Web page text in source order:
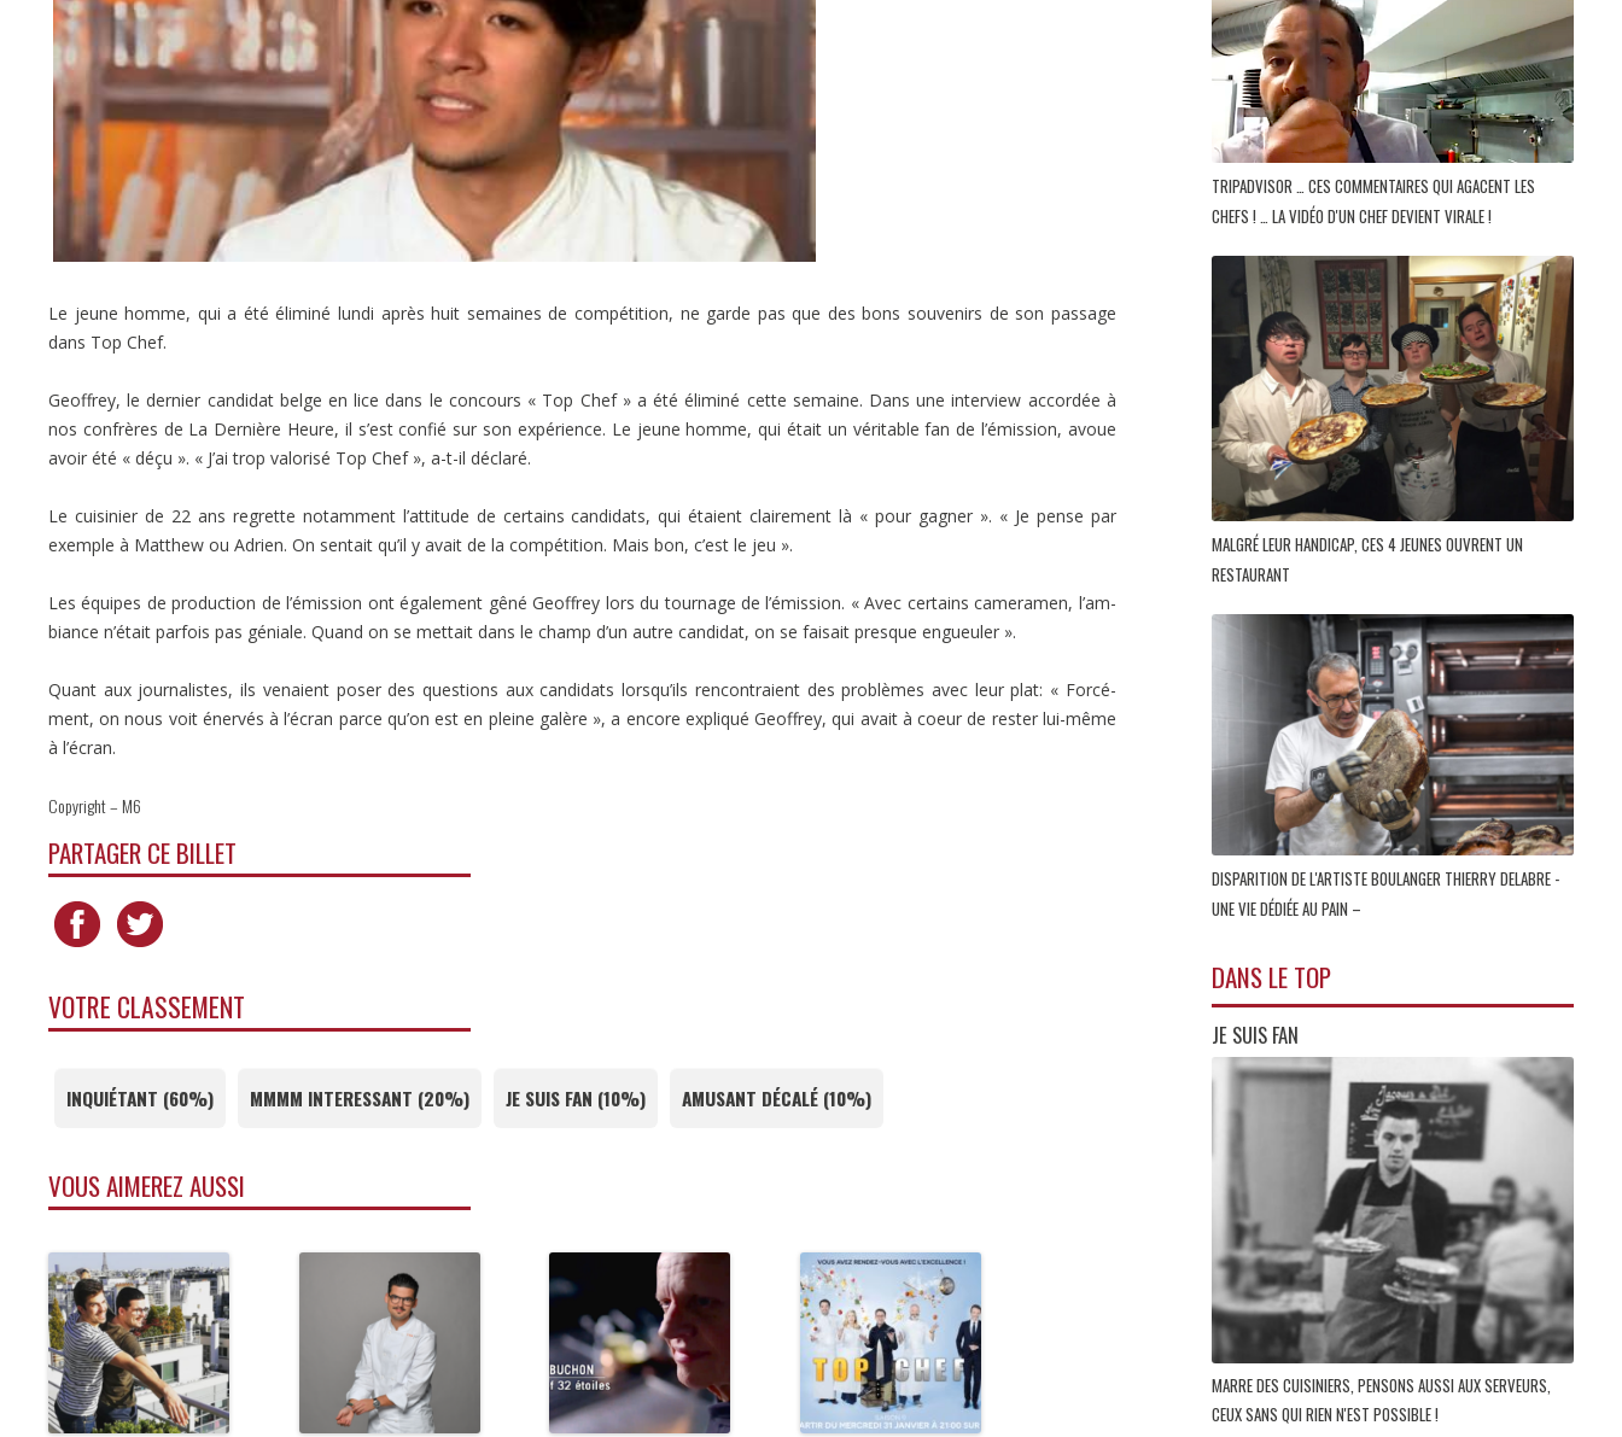
Le jeune homme, qui a été éliminé lundi après huit semaines de compétition, ne garde pas que des bons souvenirs de son passage
dans Top Chef.
Geoffrey, le dernier candidat belge en lice dans le concours « Top Chef » a été éliminé cette semaine. Dans une interview accordée à
nos confrères de La Dernière Heure, il s’est confié sur son expérience. Le jeune homme, qui était un véritable fan de l’émission, avoue
avoir été « déçu ». « J’ai trop valorisé Top Chef », a-t-il déclaré.
Le cuisinier de 22 ans regrette notamment l’attitude de certains candidats, qui étaient clairement là « pour gagner ». « Je pense par
exemple à Matthew ou Adrien. On sentait qu’il y avait de la compé­ti­tion. Mais bon, c’est le jeu ».
Les équipes de production de l’émission ont également gêné Geoffrey lors du tournage de l’émission. « Avec certains came­ra­men, l’am­
biance n’était parfois pas géniale. Quand on se mettait dans le champ d’un autre candi­dat, on se faisait presque engueu­ler ».
Quant aux journalistes, ils venaient poser des questions aux candidats lorsqu’ils rencontraient des problèmes avec leur plat: « Forcé­
ment, on nous voit éner­vés à l’écran parce qu’on est en pleine galère », a encore expliqué Geoffrey, qui avait à coeur de rester lui-même
à l’écran.
Copyright – M6
PARTAGER CE BILLET
VOTRE CLASSEMENT
INQUIÉTANT (60%) MMMM INTERESSANT (20%) JE SUIS FAN (10%) AMUSANT DÉCALÉ (10%)
VOUS AIMEREZ AUSSI
TRIPADVISOR … CES COMMENTAIRES QUI AGACENT LES
CHEFS ! … LA VIDÉO D'UN CHEF DEVIENT VIRALE !
MALGRÉ LEUR HANDICAP, CES 4 JEUNES OUVRENT UN
RESTAURANT
DISPARITION DE L'ARTISTE BOULANGER THIERRY DELABRE -
UNE VIE DÉDIÉE AU PAIN –
DANS LE TOP
JE SUIS FAN
MARRE DES CUISINIERS, PENSONS AUSSI AUX SERVEURS,
CEUX SANS QUI RIEN N'EST POSSIBLE !